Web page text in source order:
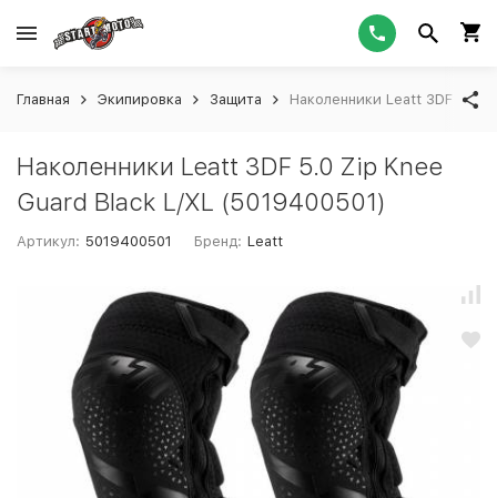
Главная Экипировка Защита Наколенники Leatt 3DF 5.0
Наколенники Leatt 3DF 5.0 Zip Knee
Guard Black L/XL (5019400501)
Артикул: 5019400501 Бренд: Leatt